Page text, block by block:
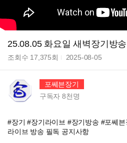
25.08.05 화요일 새벽장기방
조회수 17,375회 2025-08-05
포쎄븐장기
구독자8천명
#장기 #장기라이브 #장기방송 #포쎄
라이브 방송 필독 공지사항